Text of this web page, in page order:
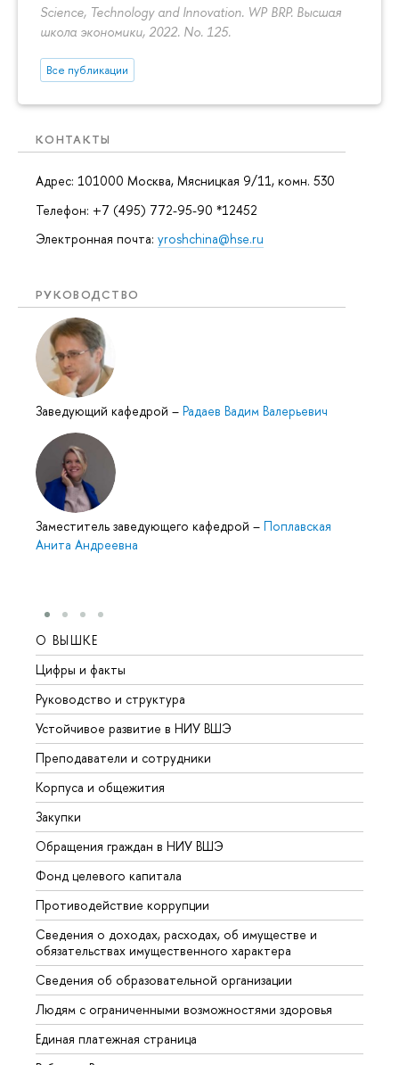
Science, Technology and Innovation. WP BRP. Высшая
школа экономики, 2022. No. 125.
Все публикации
КОНТАКТЫ
Адрес: 101000 Москва, Мясницкая 9/11, комн. 530
Телефон: +7 (495) 772-95-90 *12452
Электронная почта: yroshchina@hse.ru
РУКОВОДСТВО
Заведующий кафедрой – Радаев Вадим Валерьевич
Заместитель заведующего кафедрой – Поплавская
Анита Андреевна
О ВЫШКЕ
Цифры и факты
Руководство и структура
Устойчивое развитие в НИУ ВШЭ
Преподаватели и сотрудники
Корпуса и общежития
Закупки
Обращения граждан в НИУ ВШЭ
Фонд целевого капитала
Противодействие коррупции
Сведения о доходах, расходах, об имуществе и
обязательствах имущественного характера
Сведения об образовательной организации
Людям с ограниченными возможностями здоровья
Единая платежная страница